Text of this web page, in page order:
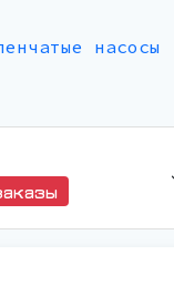
насосы